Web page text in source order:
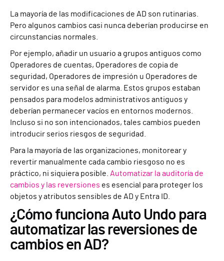
La mayoría de las modificaciones de AD son rutinarias.
Pero algunos cambios casi nunca deberían producirse en
circunstancias normales.
Por ejemplo, añadir un usuario a grupos antiguos como
Operadores de cuentas, Operadores de copia de
seguridad, Operadores de impresión u Operadores de
servidor es una señal de alarma. Estos grupos estaban
pensados para modelos administrativos antiguos y
deberían permanecer vacíos en entornos modernos.
Incluso si no son intencionados, tales cambios pueden
introducir serios riesgos de seguridad.
Para la mayoría de las organizaciones, monitorear y
revertir manualmente cada cambio riesgoso no es
práctico, ni siquiera posible. Automatizar la auditoría de
cambios y las reversiones es esencial para proteger los
objetos y atributos sensibles de AD y Entra ID.
¿Cómo funciona Auto Undo para
automatizar las reversiones de
cambios en AD?